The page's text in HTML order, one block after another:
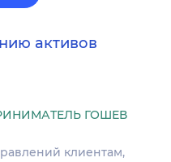
активов
ГОШЕВ
клиентам,